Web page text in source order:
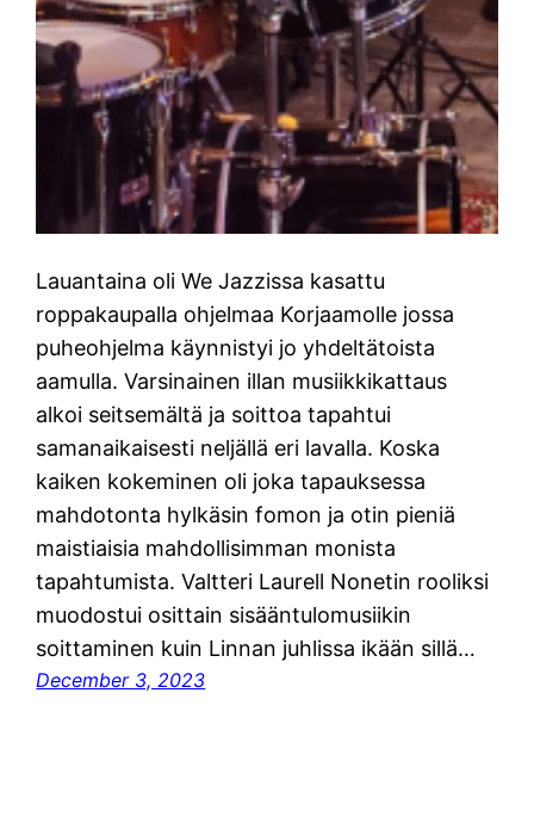
Lauantaina oli We Jazzissa kasattu
roppakaupalla ohjelmaa Korjaamolle jossa
puheohjelma käynnistyi jo yhdeltätoista
aamulla. Varsinainen illan musiikkikattaus
alkoi seitsemältä ja soittoa tapahtui
samanaikaisesti neljällä eri lavalla. Koska
kaiken kokeminen oli joka tapauksessa
mahdotonta hylkäsin fomon ja otin pieniä
maistiaisia mahdollisimman monista
tapahtumista. Valtteri Laurell Nonetin rooliksi
muodostui osittain sisääntulomusiikin
soittaminen kuin Linnan juhlissa ikään sillä…
December 3, 2023